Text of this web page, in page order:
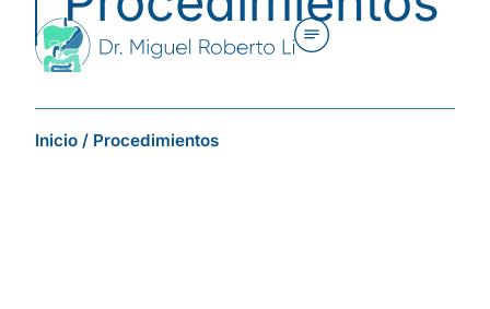
Inicio / Procedimientos